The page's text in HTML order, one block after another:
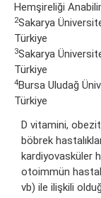
Hemşireliği
2Sakarya
Türkiye
3Sakarya
Türkiye
4Bursa Uludağ
Türkiye
D vitamini,
böbrek
kardiyovasküler
otoimmün
vb) ile ilişkili